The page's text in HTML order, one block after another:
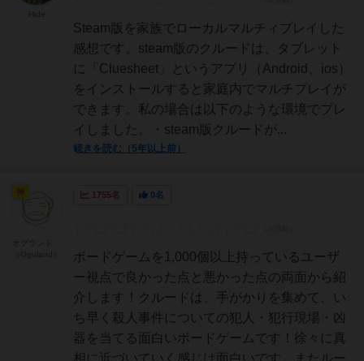
Steam版を家族でローカルマルチィプレイした
感想です。steam版のクルードは、タブレット
に「Cluesheet」というアプリ（Android、ios）
をインストールすると家庭内でマルチプレイが
できます。私の場合は以下のような環境でプレ
イしました。・steam版クルードが...
続きを読む（5年以上前）
1755名 0名
ボードゲームを1,000個以上持っているユーザ
ー視点で良かった点と悪かった点の両面から紹
介します！クルードは、手がかりを集めて、い
ち早く殺人事件についての犯人・犯行現場・凶
器を当てる面白いボードゲームです！徐々に真